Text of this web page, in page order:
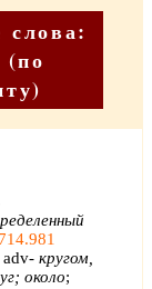
слова:
(по
714.981
adv- кругом,
около;